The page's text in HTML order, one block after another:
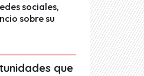
sociales,
sobre su
que